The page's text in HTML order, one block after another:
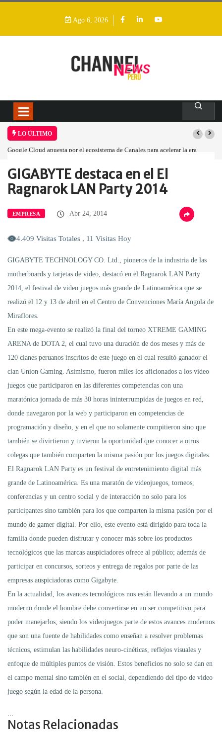
Ago 6, 2026
LO ÚLTIMO
Google Cloud apuesta por el ecosistema de Canales para acelerar la era
Home
Empresa GIGABYTE destaca en…
GIGABYTE destaca en el El
Ragnarok LAN Party 2014
EMPRESA Abr 24, 2014
4.409 Visitas Totales , 11 Visitas Hoy
GIGABYTE TECHNOLOGY CO. Ltd., pioneros de la industria de las
motherboards y tarjetas de video, destacó en el Ragnarok LAN Party
2014, el festival de video juegos más grande de Latinoamérica que se
realizó el 12 y 13 de abril en el Centro de Convenciones María Angola de
Miraflores.
En este mega-evento se realizó la final del torneo XTREME GAMING
ARENA de DOTA 2, el cual tuvo una duración de dos meses y más de
120 clanes peruanos inscritos de este juego en el cual resultó ganador el
clan Union Gaming. Asimismo, fueron miles los aficionados a los video
juegos que participaron en las diferentes competencias con una
maratónica jornada de más 30 horas ininterrumpidas de juegos en red,
donde navegaron por la web y participaron en competencias de
programación y diseño, y en el que no solamente compitieron sino que
también se divirtieron y tuvieron la oportunidad que conocer a otros
colegas que también comparten la misma pasión por los juegos digitales.
El Ragnarok LAN Party es un festival de entretenimiento digital más
grande de Latinoamérica. Es una maratón de videojuegos, torneos,
conferencias y un centro social y de interacción no solo para los
participantes sino también para los que comparten la misma pasión por el
mundo de gamer digital. Por ello, este evento está dirigido para toda la
familia donde pueden disfrutar y conocer más sobre los productos
tecnológicos que las marcas auspiciadores ofrece al público; además de
participar en concursos, sorteos y entrega de regalos por parte de las
empresas auspiciadoras como Gigabyte.
En la actualidad, los avances tecnológicos nos están llevando a un mundo
moderno donde el hombre debe convertirse en un ser competitivo para
poder manejarlos; siendo los videojuegos parte de estos avances modernos
que son una fuente de habilidades como enseñan a resolver problemas
técnicos, estimulan las habilidades neuro-cinéticas, reflejos visuales y
enfoque de múltiples puntos de visión. Estos beneficios no solo se dan en
el campo mental sino también en el social, dependiendo del tipo de video
juego según la edad de la persona.
Notas Relacionadas